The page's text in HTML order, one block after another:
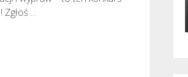
Zgłoś …